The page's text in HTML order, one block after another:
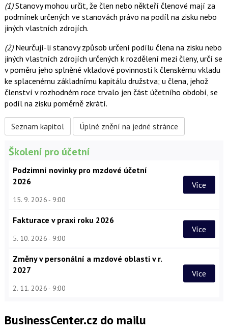
(1)Stanovy mohou určit, že člen nebo někteří členové mají za
podmínek určených ve stanovách právo na podíl na zisku nebo
jiných vlastních zdrojích.
(2)Neurčují-li stanovy způsob určení podílu člena na zisku nebo
jiných vlastních zdrojích určených k rozdělení mezi členy, určí se
v poměru jeho splněné vkladové povinnosti k členskému vkladu
ke splacenému základnímu kapitálu družstva; u člena, jehož
členství v rozhodném roce trvalo jen část účetního období, se
podíl na zisku poměrně zkrátí.
Seznam kapitol Úplné znění na jedné stránce
Školení pro účetní
Podzimní novinky pro mzdové účetní
2026
15. 9. 2026 9:00
Více
Fakturace v praxi roku 2026
5. 10. 2026 9:00
Více
Změny v personální a mzdové oblasti v r.
2027
2. 11. 2026 9:00
Více
BusinessCenter.cz do mailu